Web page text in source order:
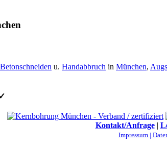
Betonschneiden u. Handabbruch in München,
Kontakt/Anfrage|
Impressum |